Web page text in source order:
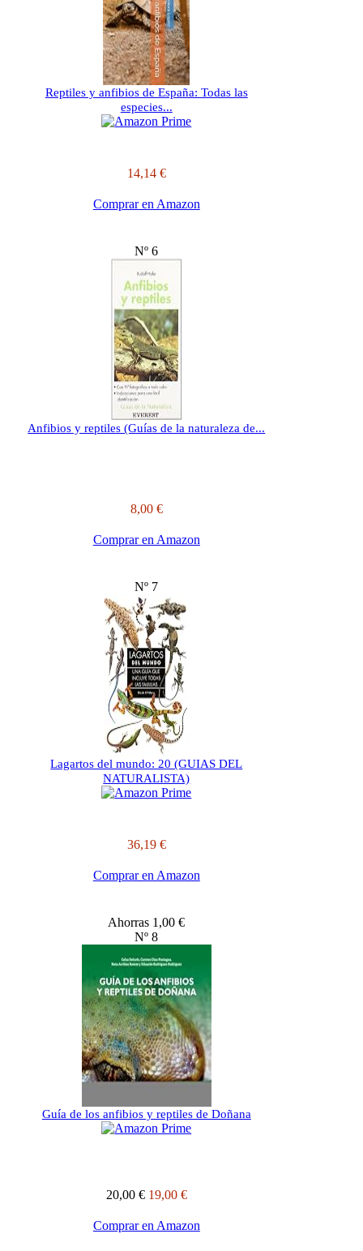
Reptiles y anfibios de España: Todas las
especies...
14,14 €
Comprar en Amazon
Nº 6
Anfibios y reptiles (Guías de la naturaleza de...
8,00 €
Comprar en Amazon
Nº 7
Lagartos del mundo: 20 (GUIAS DEL
NATURALISTA)
36,19 €
Comprar en Amazon
Ahorras 1,00 €
Nº 8
Guía de los anfibios y reptiles de Doñana
20,00 € 19,00 €
Comprar en Amazon